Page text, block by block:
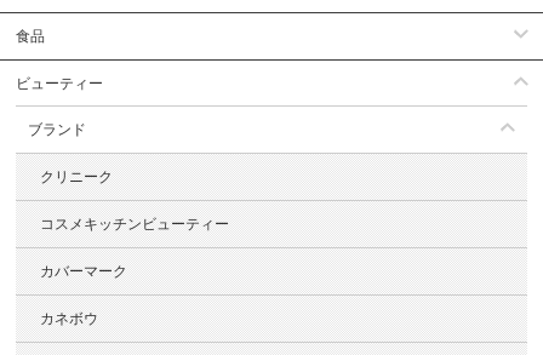
食品
ビューティー
ブランド
クリニーク
コスメキッチンビューティー
カバーマーク
カネボウ